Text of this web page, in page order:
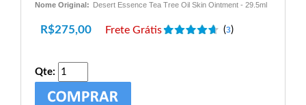
Nome Original: Desert Essence Tea Tree Oil Skin Ointment - 29.5ml
R$275,00 Frete Grátis (3)
Qte: